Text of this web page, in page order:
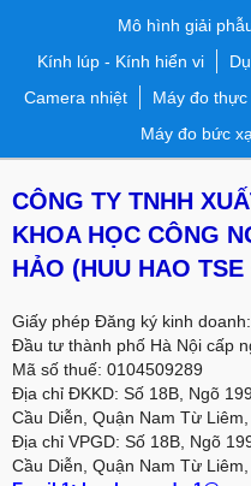
Mô hình giải
Kính lúp - Kính hiển vi
Camera nhiệt
Máy đo thực
Máy đo bức xạ
CÔNG TY TNHH
KHOA HỌC CÔNG
HẢO (HUU HAO
Giấy phép Đăng ký kinh
Đầu tư thành phố Hà Nội cấp
Mã số thuế: 0104509289
Địa chỉ ĐKKD: Số 18B, Ngõ
Cầu Diễn, Quận Nam Từ
Địa chỉ VPGD: Số 18B, Ngõ
Cầu Diễn, Quận Nam Từ